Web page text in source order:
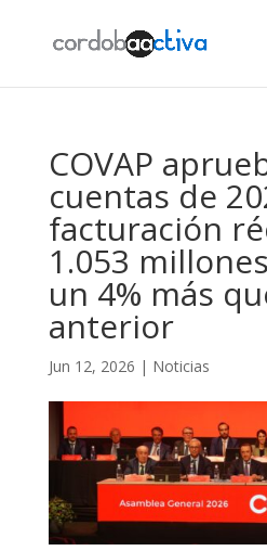
COVAP
cuentas de
facturación
1.053
un 4% más
anterior
Jun 12, 2026 | Noticias